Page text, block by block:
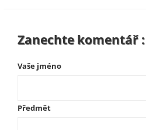
Zanechte komentář :
Vaše jméno
Předmět